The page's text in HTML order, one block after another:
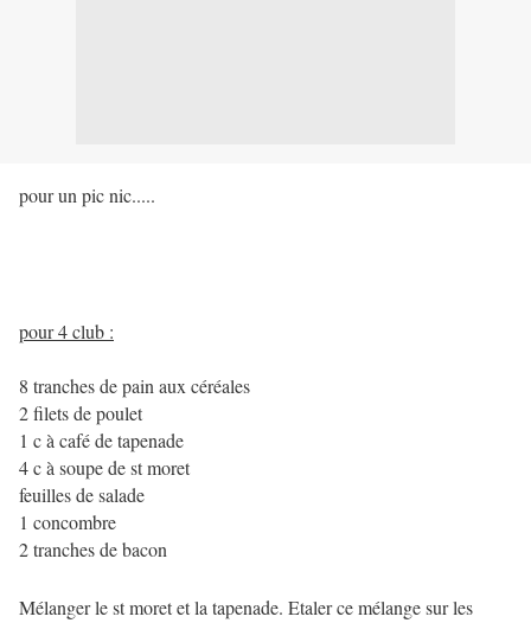
pour un pic nic.....
pour 4 club :
8 tranches de pain aux céréales
2 filets de poulet
1 c à café de tapenade
4 c à soupe de st moret
feuilles de salade
1 concombre
2 tranches de bacon
Mélanger le st moret et la tapenade. Etaler ce mélange sur les